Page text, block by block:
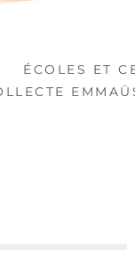
ÉCOLES ET